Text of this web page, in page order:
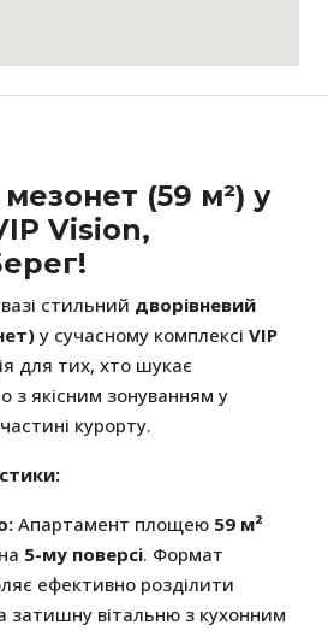
(59 м²) у
Vision,
стильний дворівневий
у сучасному комплексі VIP
для тих, хто шукає
з якісним зонуванням у
курорту.
Апартамент площею 59 м²
5-му поверсі. Формат
ефективно розділити
затишну вітальню з кухонним